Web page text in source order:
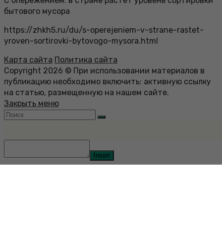
бытового мусора
https://zhkh5.ru/du/s-operejeniem-v-strane-rastet-
yroven-sortirovki-bytovogo-mysora.html
Карта сайта Политика сайта
Copyright 2026 © При использовании материалов в
публикацию необходимо включить: активную ссылку
на статью, размещенную на нашем сайте.
Закрыть меню
Insert